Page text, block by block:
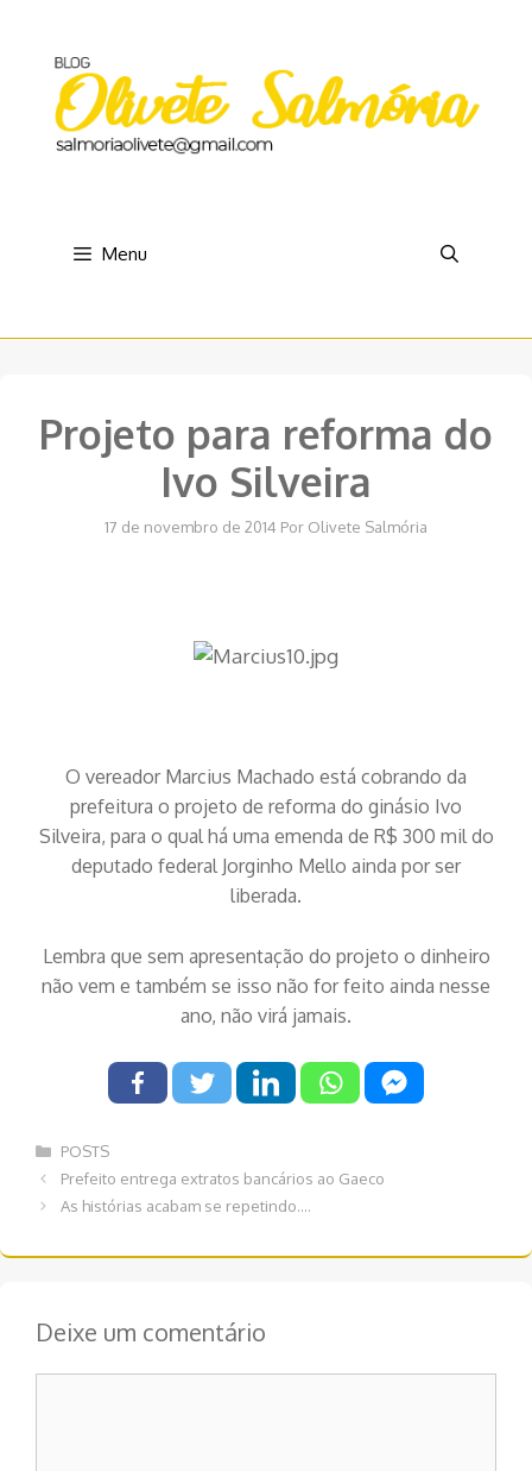
conteúdo
Menu
Projeto para reforma do
Ivo Silveira
17 de novembro de 2014 Por Olivete Salmória
O vereador Marcius Machado está cobrando da
prefeitura o projeto de reforma do ginásio Ivo
Silveira, para o qual há uma emenda de R$ 300 mil do
deputado federal Jorginho Mello ainda por ser
liberada.
Lembra que sem apresentação do projeto o dinheiro
não vem e também se isso não for feito ainda nesse
ano, não virá jamais.
Categorias
POSTS
Navegação
de
Prefeito entrega extratos bancários ao Gaeco
As histórias acabam se repetindo….
Deixe um comentário